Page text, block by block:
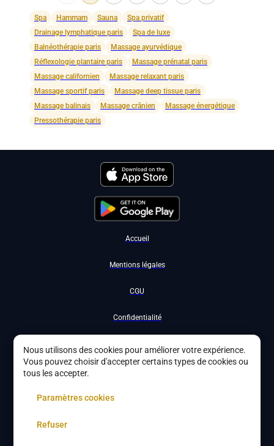
Spa Hammam Sauna
Spa privatif
Drainage lymphatique paris
Spa de luxe
Balnéothérapie paris
Massage ayurvédique
Réflexologie plantaire paris
Massage prénatal paris
Massage californien
Massage relaxant paris
Massage sportif paris
Massage deep tissue paris
Massage balinais
Massage crânien
Massage énergétique
Pressothérapie paris
Accueil
Mentions légales
CGU
Confidentialité
Nous utilisons des cookies pour améliorer votre expérience.
Vous pouvez choisir d'accepter certains types de cookies ou
tous les accepter.
Paramètres cookies
Refuser